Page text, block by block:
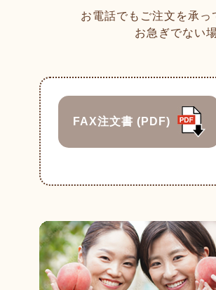
お電話でもご注文を承っ
お急ぎでない
FAX注文書 (PDF)